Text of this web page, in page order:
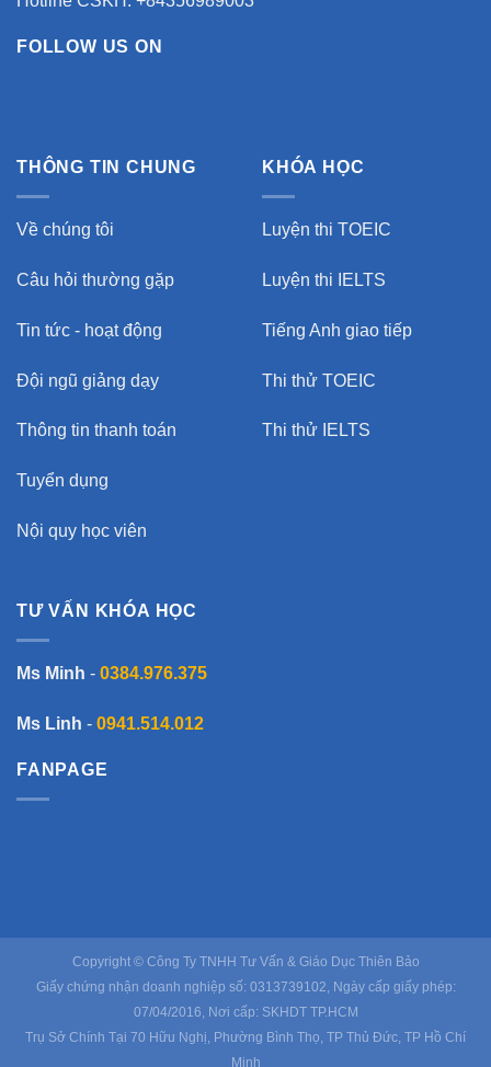
FOLLOW US ON
THÔNG TIN CHUNG
Về chúng tôi
Câu hỏi thường gặp
Tin tức - hoạt động
Đội ngũ giảng dạy
Thông tin thanh toán
Tuyển dụng
Nội quy học viên
KHÓA HỌC
Luyện thi TOEIC
Luyện thi IELTS
Tiếng Anh giao tiếp
Thi thử TOEIC
Thi thử IELTS
TƯ VẤN KHÓA HỌC
Ms Minh - 0384.976.375
Ms Linh - 0941.514.012
FANPAGE
Copyright © Công Ty TNHH Tư Vấn & Giáo Dục Thiên Bảo
Giấy chứng nhận doanh nghiệp số: 0313739102, Ngày cấp giấy phép:
07/04/2016, Nơi cấp: SKHDT TP.HCM
Trụ Sở Chính Tại 70 Hữu Nghị, Phường Bình Thọ, TP Thủ Đức, TP Hồ Chí
Minh